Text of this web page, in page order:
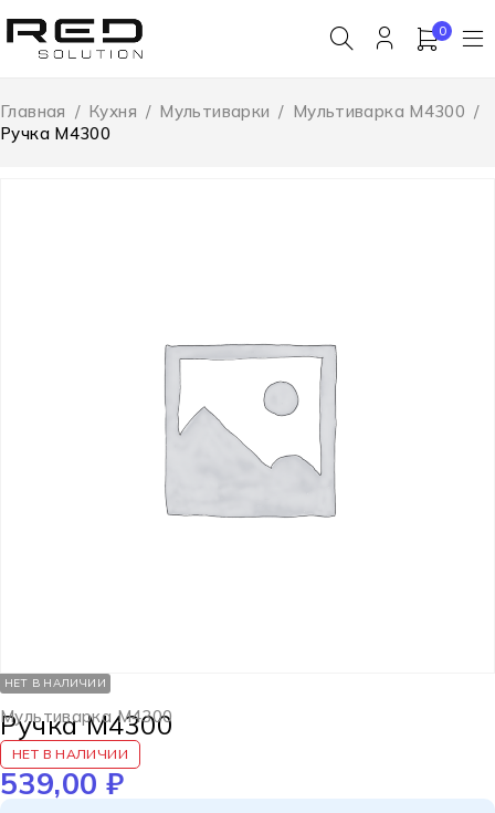
0
Главная / Кухня / Мультиварки / Мультиварка M4300 /
Ручка M4300
НЕТ В НАЛИЧИИ
Мультиварка M4300
Ручка M4300
НЕТ В НАЛИЧИИ
539,00 ₽